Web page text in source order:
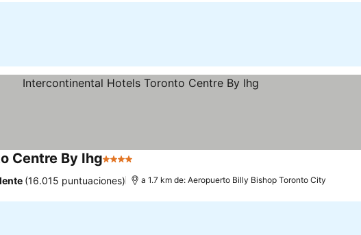
Centre By Ihg4 Estrellas
(16.015 puntuaciones) a 1.7 km de: Aeropuerto Billy Bishop Toronto City